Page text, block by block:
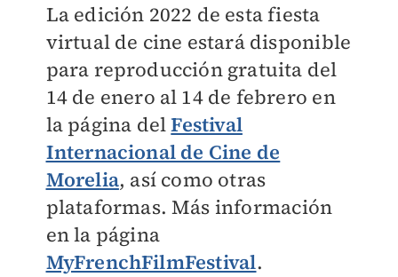
La edición 2022 de esta fiesta
virtual de cine estará disponible
para reproducción gratuita del
14 de enero al 14 de febrero en
la página delFestival
Internacional de Cine de
Morelia, así como otras
plataformas. Más información
en la página
MyFrenchFilmFestival.